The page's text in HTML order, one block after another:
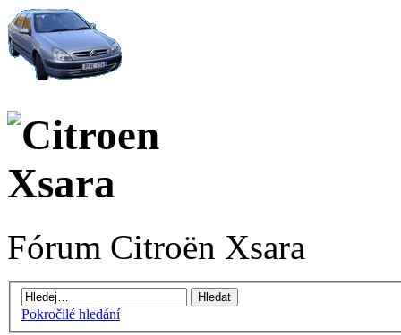
Fórum Citroën Xsara
Pokročilé hledání